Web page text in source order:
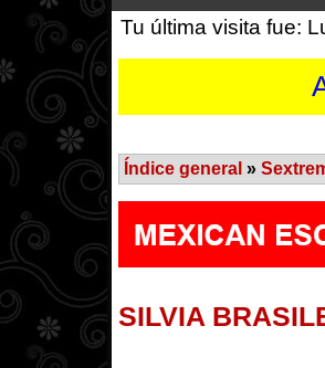
Tu última visita fue:
Índice general »
SILVIA